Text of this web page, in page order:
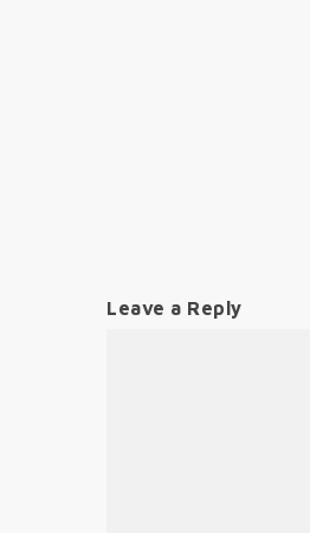
Leave a Reply